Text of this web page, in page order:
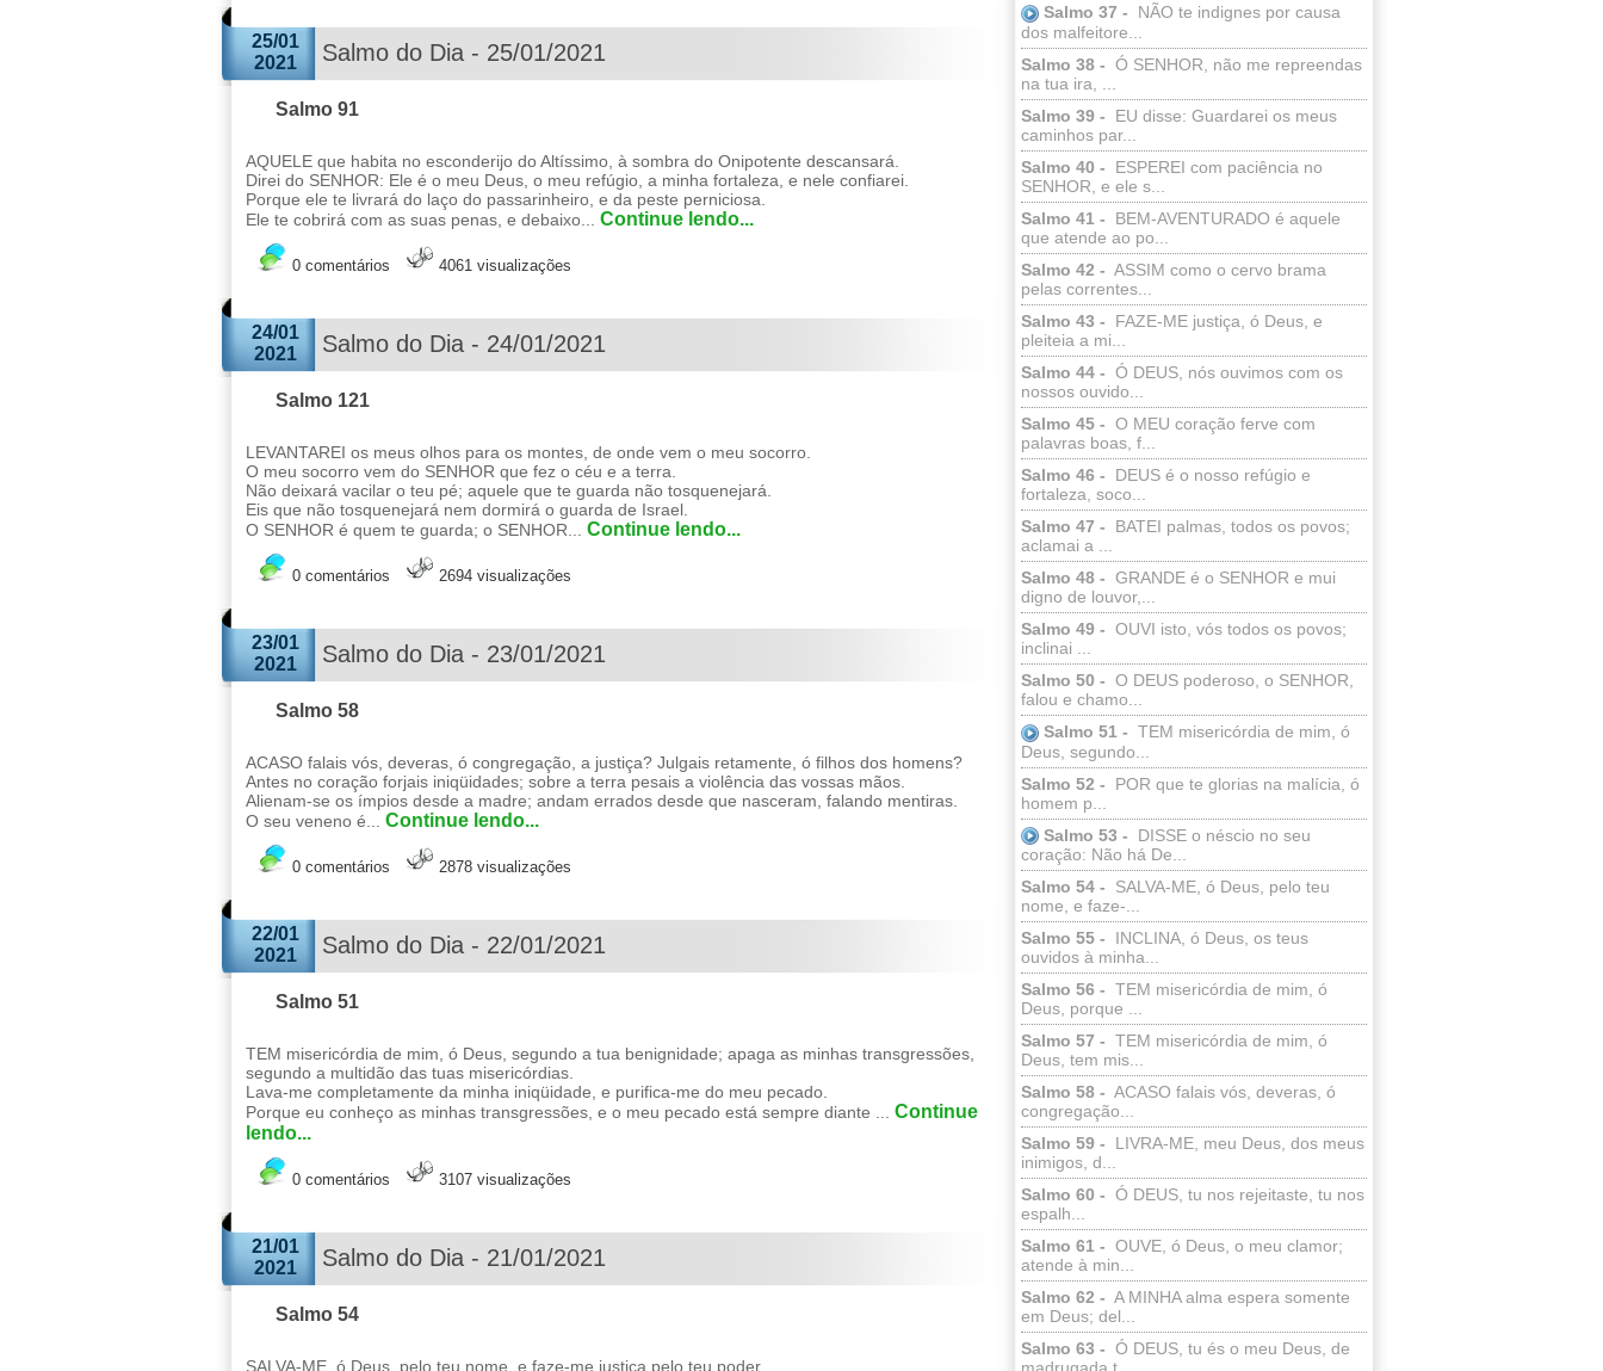
Salmo 37 -
NÃO te indignes por causa
dos malfeitore...
Salmo 38 - Ó SENHOR, não me repreendas
na tua ira, ...
Salmo 39 -
EU disse: Guardarei os meus
caminhos par...
Salmo 40 -
ESPEREI com paciência no
SENHOR, e ele s...
Salmo 41 -
BEM-AVENTURADO é aquele
que atende ao po...
Salmo 42 - ASSIM como o cervo brama
pelas correntes...
Salmo 43 -
FAZE-ME justiça, ó Deus, e
pleiteia a mi...
Salmo 44 - Ó DEUS, nós ouvimos com os
nossos ouvido...
Salmo 45 - O MEU coração ferve com
palavras boas, f...
Salmo 46 -
DEUS é o nosso refúgio e
fortaleza, soco...
Salmo 47 -
BATEI palmas, todos os povos;
aclamai a ...
Salmo 48 - GRANDE é o SENHOR e mui
digno de louvor,...
Salmo 49 - OUVI isto, vós todos os povos;
inclinai ...
Salmo 50 - O DEUS poderoso, o SENHOR,
falou e chamo...
Salmo 51 - TEM misericórdia de mim, ó
Deus, segundo...
Salmo 52 -
POR que te glorias na malícia, ó
homem p...
Salmo 53 -
DISSE o néscio no seu
coração: Não há De...
Salmo 54 -
SALVA-ME, ó Deus, pelo teu
nome, e faze-...
Salmo 55 -
INCLINA, ó Deus, os teus
ouvidos à minha...
Salmo 56 - TEM misericórdia de mim, ó
Deus, porque ...
Salmo 57 - TEM misericórdia de mim, ó
Deus, tem mis...
Salmo 58 - ACASO falais vós, deveras, ó
congregação...
Salmo 59 -
LIVRA-ME, meu Deus, dos meus
inimigos, d...
Salmo 60 - Ó DEUS, tu nos rejeitaste, tu nos
espalh...
Salmo 61 - OUVE, ó Deus, o meu clamor;
atende à min...
Salmo 62 - A MINHA alma espera somente
em Deus; del...
Salmo 63 - Ó DEUS, tu és o meu Deus, de
25/01
2021
Salmo do Dia - 25/01/2021
Salmo 91
AQUELE que habita no esconderijo do Altíssimo, à sombra do Onipotente descansará.
Direi do SENHOR: Ele é o meu Deus, o meu refúgio, a minha fortaleza, e nele confiarei.
Porque ele te livrará do laço do passarinheiro, e da peste perniciosa.
Ele te cobrirá com as suas penas, e debaixo... Continue lendo...
0 comentários 4061 visualizações
24/01
2021
Salmo do Dia - 24/01/2021
Salmo 121
LEVANTAREI os meus olhos para os montes, de onde vem o meu socorro.
O meu socorro vem do SENHOR que fez o céu e a terra.
Não deixará vacilar o teu pé; aquele que te guarda não tosquenejará.
Eis que não tosquenejará nem dormirá o guarda de Israel.
O SENHOR é quem te guarda; o SENHOR... Continue lendo...
0 comentários 2694 visualizações
23/01
2021
Salmo do Dia - 23/01/2021
Salmo 58
ACASO falais vós, deveras, ó congregação, a justiça? Julgais retamente, ó filhos dos homens?
Antes no coração forjais iniqüidades; sobre a terra pesais a violência das vossas mãos.
Alienam-se os ímpios desde a madre; andam errados desde que nasceram, falando mentiras.
O seu veneno é... Continue lendo...
0 comentários 2878 visualizações
22/01
2021
Salmo do Dia - 22/01/2021
Salmo 51
TEM misericórdia de mim, ó Deus, segundo a tua benignidade; apaga as minhas transgressões,
segundo a multidão das tuas misericórdias.
Lava-me completamente da minha iniqüidade, e purifica-me do meu pecado.
Porque eu conheço as minhas transgressões, e o meu pecado está sempre diante ... Continue
lendo...
0 comentários 3107 visualizações
21/01
2021
Salmo do Dia - 21/01/2021
Salmo 54
SALVA-ME, ó Deus, pelo teu nome, e faze-me justiça pelo teu poder.